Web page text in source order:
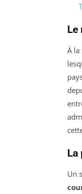
Le
À la
La
Un